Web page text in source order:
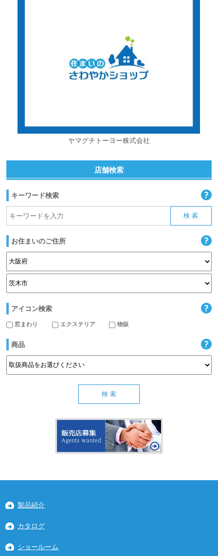
ヤマグチトーヨー株式会社
店舗検索
キーワード検索
お住まいのご住所
アイコン検索
窓まわり エクステリア 物販
商品
製品紹介
カタログ
ショールーム